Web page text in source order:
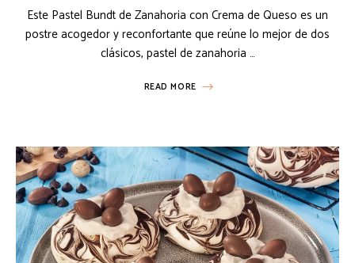
Este Pastel Bundt de Zanahoria con Crema de Queso es un
postre acogedor y reconfortante que reúne lo mejor de dos
clásicos, pastel de zanahoria …
READ MORE